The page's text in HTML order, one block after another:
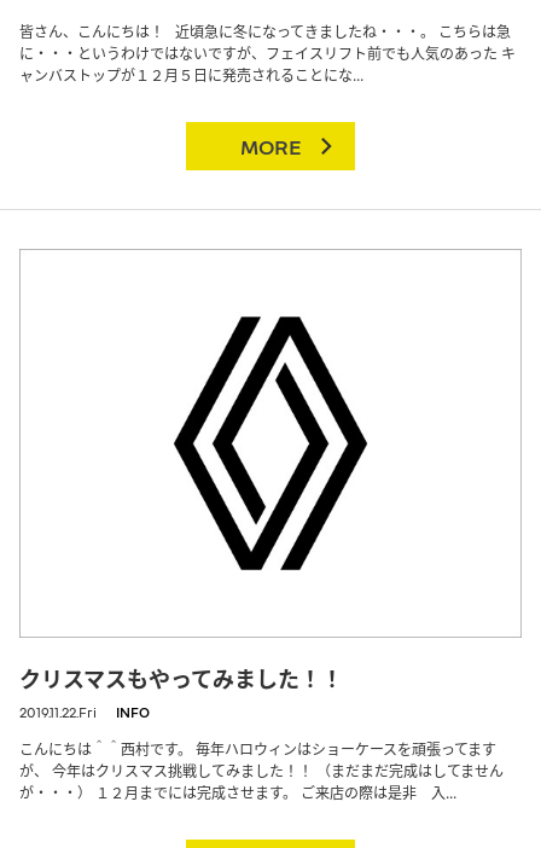
皆さん、こんにちは！ 近頃急に冬になってきましたね・・・。 こちらは急
に・・・というわけではないですが、フェイスリフト前でも人気のあった キ
ャンバストップが１２月５日に発売されることにな...
MORE
クリスマスもやってみました！！
2019.11.22.Fri INFO
こんにちは＾＾西村です。 毎年ハロウィンはショーケースを頑張ってます
が、 今年はクリスマス挑戦してみました！！ （まだまだ完成はしてません
が・・・） １２月までには完成させます。 ご来店の際は是非 入...